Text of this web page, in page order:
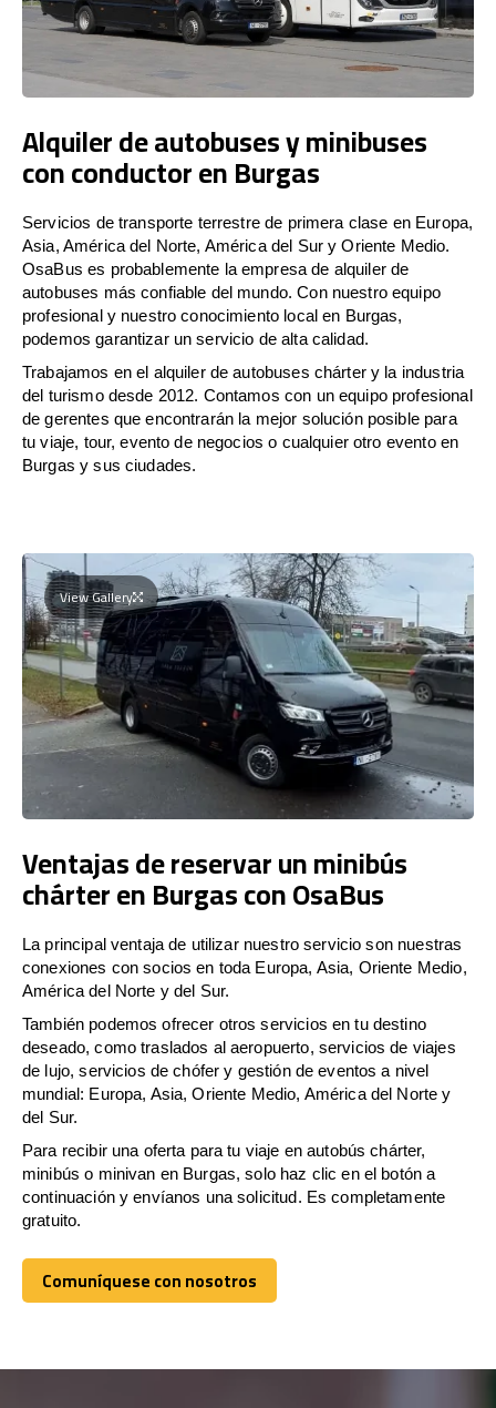
Alquiler de autobuses y minibuses
con conductor en Burgas
Servicios de transporte terrestre de primera clase en Europa,
Asia, América del Norte, América del Sur y Oriente Medio.
OsaBus es probablemente la empresa de alquiler de
autobuses más confiable del mundo. Con nuestro equipo
profesional y nuestro conocimiento local en Burgas,
podemos garantizar un servicio de alta calidad.
Trabajamos en el alquiler de autobuses chárter y la industria
del turismo desde 2012. Contamos con un equipo profesional
de gerentes que encontrarán la mejor solución posible para
tu viaje, tour, evento de negocios o cualquier otro evento en
Burgas y sus ciudades.
View Gallery
Ventajas de reservar un minibús
chárter en Burgas con OsaBus
La principal ventaja de utilizar nuestro servicio son nuestras
conexiones con socios en toda Europa, Asia, Oriente Medio,
América del Norte y del Sur.
También podemos ofrecer otros servicios en tu destino
deseado, como traslados al aeropuerto, servicios de viajes
de lujo, servicios de chófer y gestión de eventos a nivel
mundial: Europa, Asia, Oriente Medio, América del Norte y
del Sur.
Para recibir una oferta para tu viaje en autobús chárter,
minibús o minivan en Burgas, solo haz clic en el botón a
continuación y envíanos una solicitud. Es completamente
gratuito.
Comuníquese con nosotros
Comuníquese con nosotros